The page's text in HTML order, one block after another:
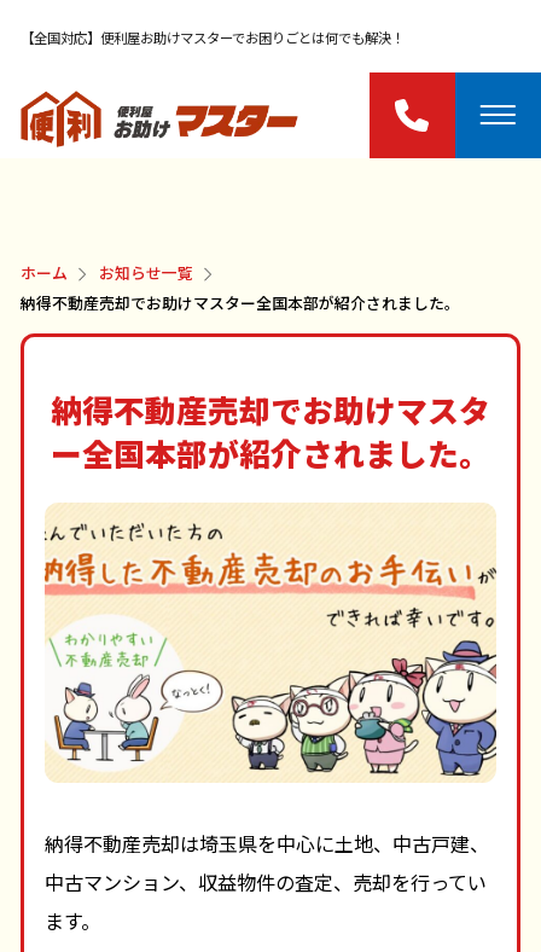
【全国対応】便利屋お助けマスターでお困りごとは何でも解決！
ホーム
お知らせ一覧
納得不動産売却でお助けマスター全国本部が紹介されました。
納得不動産売却でお助けマスタ
ー全国本部が紹介されました。
納得不動産売却は埼玉県を中心に土地、中古戸建、
中古マンション、収益物件の査定、売却を行ってい
ます。